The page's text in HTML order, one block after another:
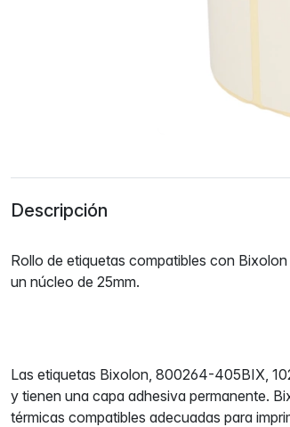
Descripción
Rollo de etiquetas compatibles con
un núcleo de 25mm.
Las etiquetas Bixolon, 800264-405BIX,
y tienen una capa adhesiva permanente.
térmicas compatibles adecuadas para